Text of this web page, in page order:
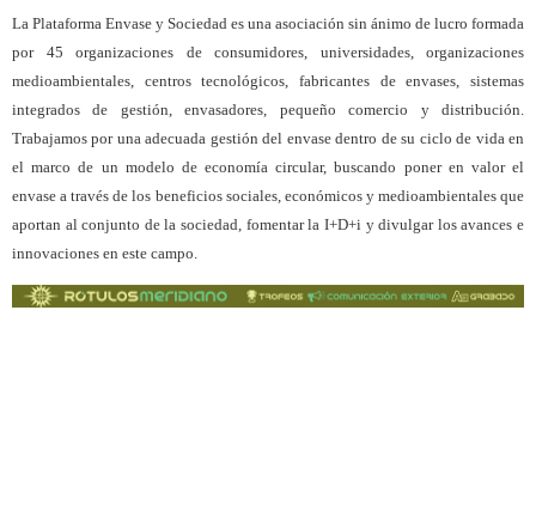
La Plataforma Envase y Sociedad es una asociación sin ánimo de lucro formada
por 45 organizaciones de consumidores, universidades, organizaciones
medioambientales, centros tecnológicos, fabricantes de envases, sistemas
integrados de gestión, envasadores, pequeño comercio y distribución.
Trabajamos por una adecuada gestión del envase dentro de su ciclo de vida en
el marco de un modelo de economía circular, buscando poner en valor el
envase a través de los beneficios sociales, económicos y medioambientales que
aportan al conjunto de la sociedad, fomentar la I+D+i y divulgar los avances e
innovaciones en este campo.